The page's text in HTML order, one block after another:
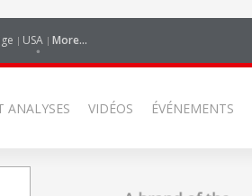
USA More...
ANALYSES VIDÉOS ÉVÉNEMENTS